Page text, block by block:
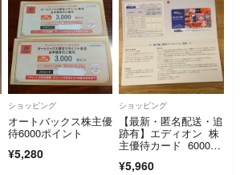
ショッピング
オートバックス株主優
待6000ポイント
¥5,280
ショッピング
【最新・匿名配送・追
跡有】エディオン 株
主優待カード 6000円
¥5,960